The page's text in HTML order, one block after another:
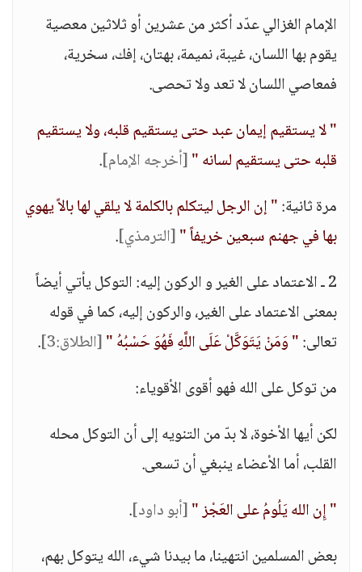
الإمام الغزالي عدّد أكثر من عشرين أو ثلاثين معصية
يقوم بها اللسان، غيبة، نميمة، بهتان، إفك، سخرية،
فمعاصي اللسان لا تعد ولا تحصى.
" لا يستقيم إيمان عبد حتى يستقيم قلبه، ولا يستقيم
قلبه حتى يستقيم لسانه "[أخرجه الإمام].
مرة ثانية:" إن الرجل ليتكلم بالكلمة لا يلقي لها بالاً يهوي
بها في جهنم سبعين خريفاً "[الترمذي].
2 ـ الاعتماد على الغير و الركون إليه: التوكل يأتي أيضاً
بمعنى الاعتماد على الغير، والركون إليه، كما في قوله
تعالى:" وَمَنْ يَتَوَكَّلْ عَلَى اللَّهِ فَهُوَ حَسْبُهُ "[الطلاق:3] .
من توكل على الله فهو أقوى الأقوياء:
لكن أيها الأخوة، لا بدّ من التنويه إلى أن التوكل محله
القلب، أما الأعضاء ينبغي أن تسعى.
" إِن الله يَلُومُ على العَجْز "[أبو داود].
بعض المسلمين انتهينا، ما بيدنا شيء، الله يتوكل بهم،